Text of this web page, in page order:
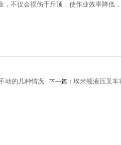
，不仅会损伤千斤顶，使作业效率降低
动的几种情况 下一篇： 埃米顿液压叉